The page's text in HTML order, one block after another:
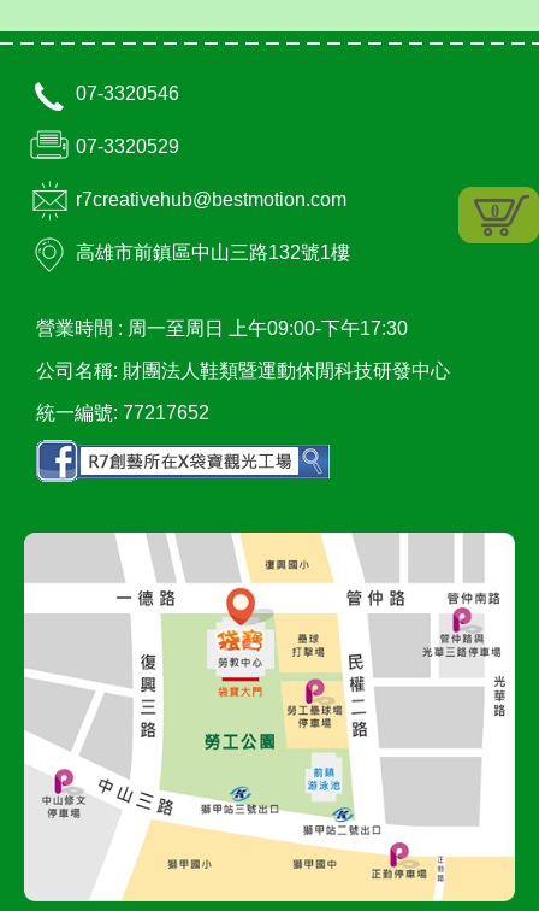
0
07-3320546
07-3320529
r7creativehub@bestmotion.com
高雄市前鎮區中山三路132號1樓
營業時間 : 周一至周日 上午09:00-下午17:30
公司名稱: 財團法人鞋類暨運動休閒科技研發中心
統一編號: 77217652